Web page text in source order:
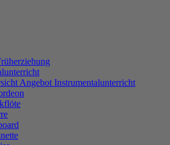
Angebot Instrumentalunterricht